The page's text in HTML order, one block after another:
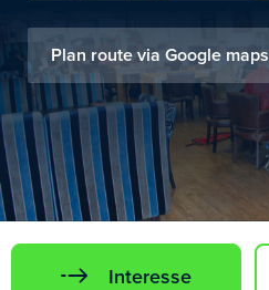
Plan route via Google maps
Interesse